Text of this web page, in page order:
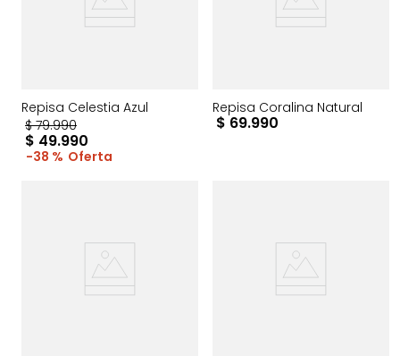
Repisa Celestia Azul
$ 79.990
$ 49.990
38 %
Repisa Coralina Natural
$ 69.990